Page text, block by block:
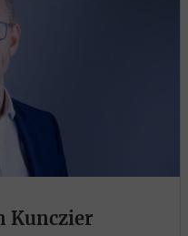
Kunczier